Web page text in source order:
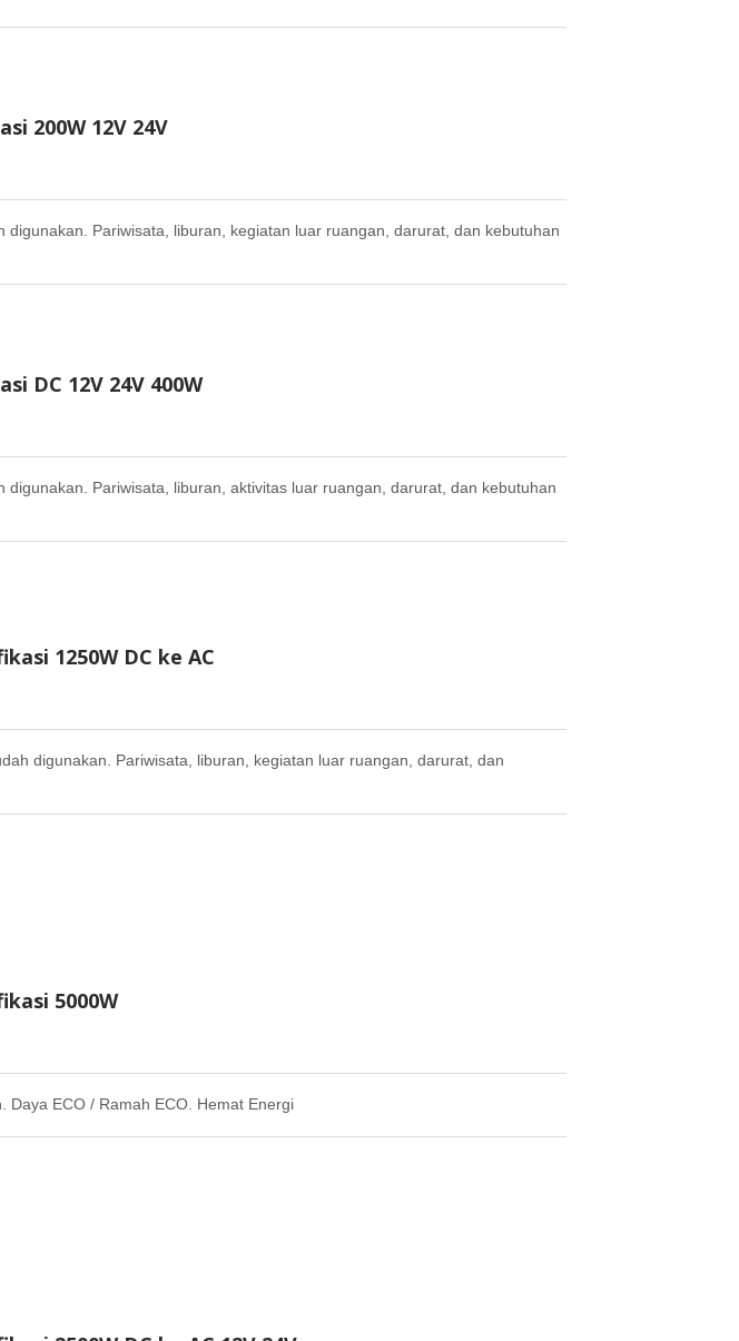
200W 12V 24V
digunakan. Pariwisata, liburan, kegiatan luar ruangan, darurat, dan kebutuhan
DC 12V 24V 400W
digunakan. Pariwisata, liburan, aktivitas luar ruangan, darurat, dan kebutuhan
1250W DC ke AC
digunakan. Pariwisata, liburan, kegiatan luar ruangan, darurat, dan
5000W
Daya ECO / Ramah ECO. Hemat Energi